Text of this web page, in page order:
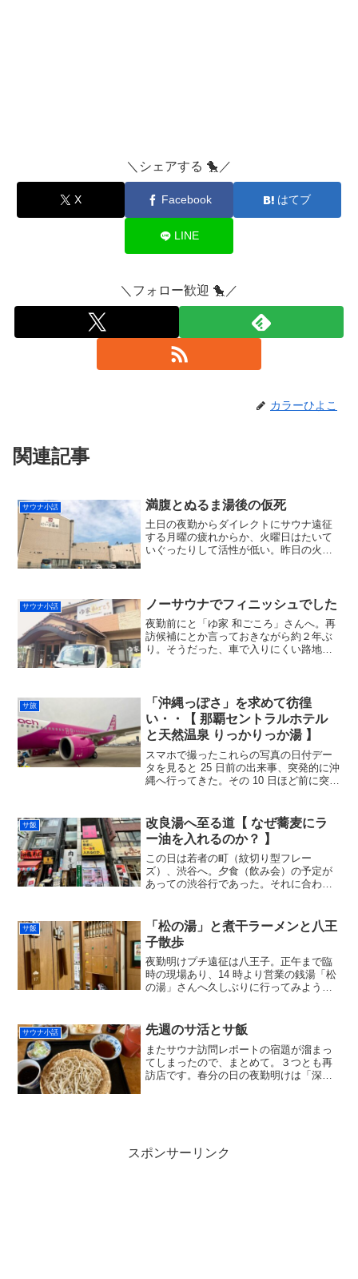
＼シェアする 🐤／
X Facebook はてブ
LINE
＼フォロー歓迎 🐤／
カラーひよこ
関連記事
サウナ小話 満腹とぬるま湯後の仮死
土日の夜勤からダイレクトにサウナ遠征
する月曜の疲れからか、火曜日はたいて
いぐったりして活性が低い。昨日の火曜
レで今日も休汗日にしよう...
サウナ小話 ノーサウナでフィニッシュでした
夜勤前にと「ゆ家 和ごころ」さんへ。再
訪候補にとか言っておきながら約２年ぶ
り。そうだった、車で入りにくい路地の
例によってギリギリの出発...
サ旅
「沖縄っぽさ」を求めて彷徨
い・・【 那覇セントラルホテル
と天然温泉 りっかりっか湯 】
スマホで撮ったこれらの写真の日付デー
タを見ると 25 日前の出来事、突発的に沖
縄へ行ってきた。その 10 日ほど前に突然
けを鞄に詰めて飛び立ったのであった。
『深夜特急』...
サ飯
改良湯へ至る道【 なぜ蕎麦にラ
ー油を入れるのか？ 】
この日は若者の町（紋切り型フレー
ズ）、渋谷へ。夕食（飲み会）の予定が
あっての渋谷行であった。それに合わせ
どころではなくなってしまう。そして逆
算してみるにサウナに充てる時...
サ飯
「松の湯」と煮干ラーメンと八王
子散歩
夜勤明けプチ遠征は八王子。正午まで臨
時の現場あり、14 時より営業の銭湯「松
の湯」さんへ久しぶりに行ってみよう
ース番組でインタビューされる駅であっ
た。松の湯さん、「久し...
サウナ小話 先週のサ活とサ飯
またサウナ訪問レポートの宿題が溜まっ
てしまったので、まとめて。３つとも再
訪店です。春分の日の夜勤明けは「深大
スポンサーリンク